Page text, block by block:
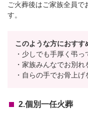
ご火葬後はご家族全員で
す。
このような方におすす
・少しでも手厚く弔っ
・家族みんなでお別れ
・自らの手でお骨上
2.個別一任火葬